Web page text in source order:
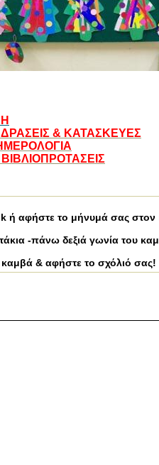
& ΚΑΤΑΣΚΕΥΕΣ
ή αφήστε το μήνυμά σας στον
-πάνω δεξιά γωνία του
& αφήστε το σχόλιό σας!